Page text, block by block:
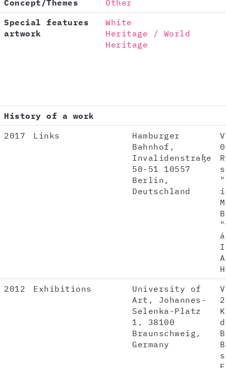
Concept/Themes
Other
Special features
artwork
White
Heritage / World
Heritage
History of a work
2017
Links
Hamburger
Bahnhof,
Invalidenstraße
50-51 10557
Berlin,
Deutschland
2012
Exhibitions
University of
Art, Johannes-
Selenka-Platz
1, 38100
Braunschweig,
Germany